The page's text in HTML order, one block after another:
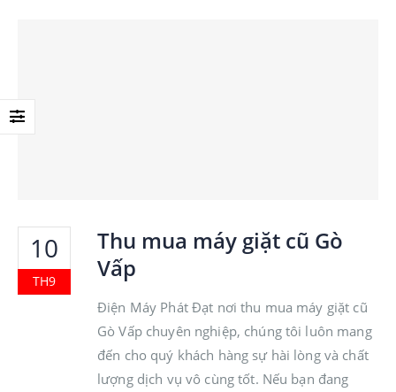
10
TH9
Thu mua máy giặt cũ Gò
Vấp
Điện Máy Phát Đạt nơi thu mua máy giặt cũ
Gò Vấp chuyên nghiệp, chúng tôi luôn mang
đến cho quý khách hàng sự hài lòng và chất
lượng dịch vụ vô cùng tốt. Nếu bạn đang